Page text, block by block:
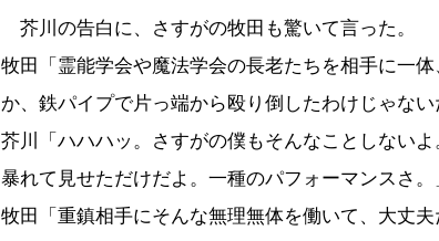
芥川の告白に、さすがの牧田も驚いて言った。
牧田「霊能学会や魔法学会の長老たちを相手に一
か、鉄パイプで片っ端から殴り倒したわけじゃない
芥川「ハハハッ。さすがの僕もそんなことしない
暴れて見せただけだよ。一種のパフォーマンスさ。
牧田「重鎮相手にそんな無理無体を働いて、大丈夫